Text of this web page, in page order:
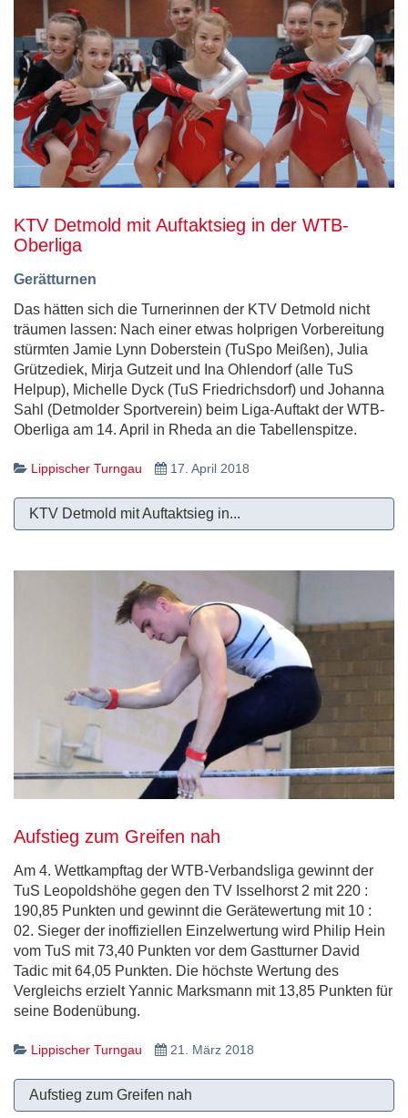
KTV Detmold mit Auftaktsieg in der WTB-
Oberliga
Gerätturnen
Das hätten sich die Turnerinnen der KTV Detmold nicht
träumen lassen: Nach einer etwas holprigen Vorbereitung
stürmten Jamie Lynn Doberstein (TuSpo Meißen), Julia
Grützediek, Mirja Gutzeit und Ina Ohlendorf (alle TuS
Helpup), Michelle Dyck (TuS Friedrichsdorf) und Johanna
Sahl (Detmolder Sportverein) beim Liga-Auftakt der WTB-
Oberliga am 14. April in Rheda an die Tabellenspitze.
Lippischer Turngau 17. April 2018
KTV Detmold mit Auftaktsieg in...
Aufstieg zum Greifen nah
Am 4. Wettkampftag der WTB-Verbandsliga gewinnt der
TuS Leopoldshöhe gegen den TV Isselhorst 2 mit 220 :
190,85 Punkten und gewinnt die Gerätewertung mit 10 :
02. Sieger der inoffiziellen Einzelwertung wird Philip Hein
vom TuS mit 73,40 Punkten vor dem Gastturner David
Tadic mit 64,05 Punkten. Die höchste Wertung des
Vergleichs erzielt Yannic Marksmann mit 13,85 Punkten für
seine Bodenübung.
Lippischer Turngau 21. März 2018
Aufstieg zum Greifen nah